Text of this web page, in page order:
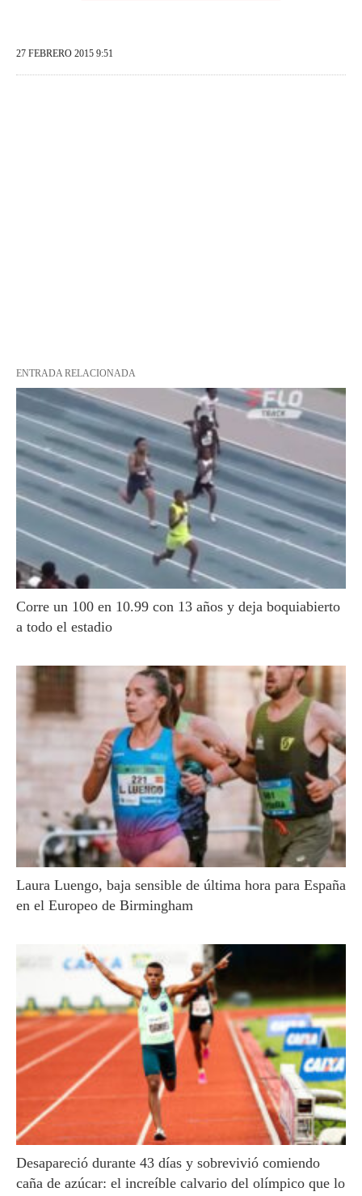
27 FEBRERO 2015 9:51
ENTRADA RELACIONADA
Corre un 100 en 10.99 con 13 años y deja boquiabierto
a todo el estadio
Laura Luengo, baja sensible de última hora para España
en el Europeo de Birmingham
Desapareció durante 43 días y sobrevivió comiendo
caña de azúcar: el increíble calvario del olímpico que lo